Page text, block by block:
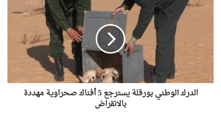
الوطني
بورقلة يسترجع
أفناك صحراوية
مهددة
الدرك الوطني بورقلة يسترجع 5 أفناك صحراوية مهددة
بالانقراض